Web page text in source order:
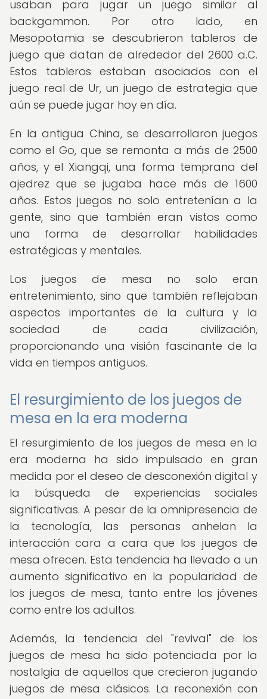
usaban para jugar un juego similar al
backgammon. Por otro lado, en
Mesopotamia se descubrieron tableros de
juego que datan de alrededor del 2600 a.C.
Estos tableros estaban asociados con el
juego real de Ur, un juego de estrategia que
aún se puede jugar hoy en día.
En la antigua China, se desarrollaron juegos
como el Go, que se remonta a más de 2500
años, y el Xiangqi, una forma temprana del
ajedrez que se jugaba hace más de 1600
años. Estos juegos no solo entretenían a la
gente, sino que también eran vistos como
una forma de desarrollar habilidades
estratégicas y mentales.
Los juegos de mesa no solo eran
entretenimiento, sino que también reflejaban
aspectos importantes de la cultura y la
sociedad de cada civilización,
proporcionando una visión fascinante de la
vida en tiempos antiguos.
El resurgimiento de los juegos de
mesa en la era moderna
El resurgimiento de los juegos de mesa en la
era moderna ha sido impulsado en gran
medida por el deseo de desconexión digital y
la búsqueda de experiencias sociales
significativas. A pesar de la omnipresencia de
la tecnología, las personas anhelan la
interacción cara a cara que los juegos de
mesa ofrecen. Esta tendencia ha llevado a un
aumento significativo en la popularidad de
los juegos de mesa, tanto entre los jóvenes
como entre los adultos.
Además, la tendencia del "revival" de los
juegos de mesa ha sido potenciada por la
nostalgia de aquellos que crecieron jugando
juegos de mesa clásicos. La reconexión con